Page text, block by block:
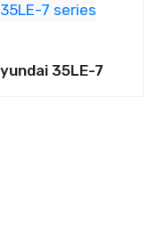
35LE-7